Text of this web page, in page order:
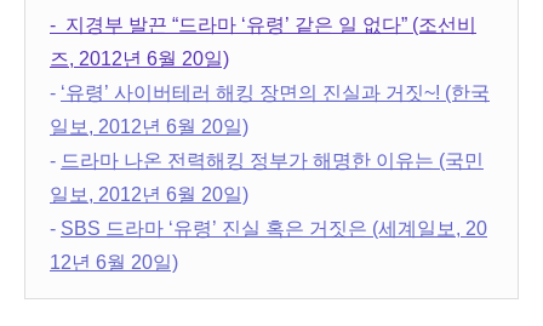
- 지경부 발끈 “드라마 ‘유령’ 같은 일 없다” (조선비
즈, 2012년 6월 20일)
- ‘유령’ 사이버테러 해킹 장면의 진실과 거짓~! (한국
일보, 2012년 6월 20일)
- 드라마 나온 전력해킹 정부가 해명한 이유는 (국민
일보, 2012년 6월 20일)
- SBS 드라마 ‘유령’ 진실 혹은 거짓은 (세계일보, 20
12년 6월 20일)